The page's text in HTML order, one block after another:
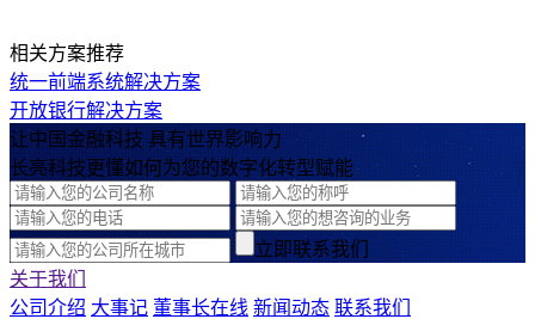
相关方案推荐
统一前端系统解决方案
开放银行解决方案
让中国金融科技 具有世界影响力
长亮科技更懂如何为您的数字化转型赋能
立即联系我们
关于我们
公司介绍 大事记 董事长在线 新闻动态 联系我们